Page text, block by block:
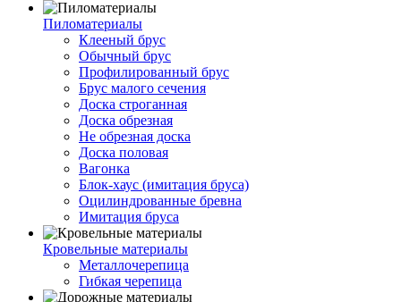
Пиломатериалы
Клееный брус
Обычный брус
Профилированный брус
Брус малого сечения
Доска строганная
Доска обрезная
Не обрезная доска
Доска половая
Вагонка
Блок-хаус (имитация бруса)
Оцилиндрованные бревна
Имитация бруса
Кровельные материалы
Металлочерепица
Гибкая черепица